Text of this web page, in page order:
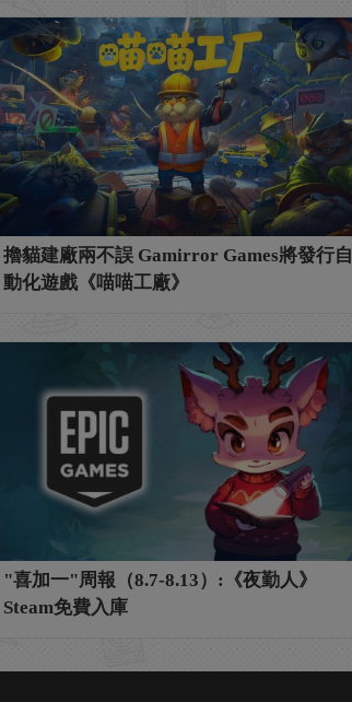
擼貓建廠兩不誤 Gamirror Games將發行自
動化遊戲《喵喵工廠》
"喜加一"周報（8.7-8.13）:《夜勤人》
Steam免費入庫